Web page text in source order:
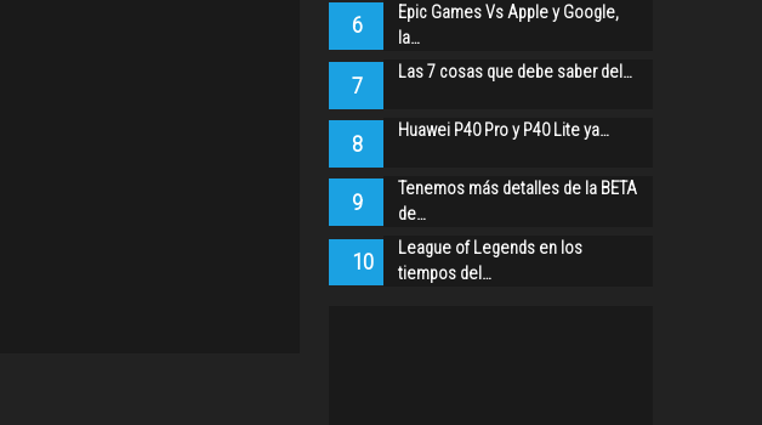
6
Epic Games Vs Apple y Google,
la…
7 Las 7 cosas que debe saber del…
8 Huawei P40 Pro y P40 Lite ya…
9
Tenemos más detalles de la BETA
de…
10
League of Legends en los
tiempos del…